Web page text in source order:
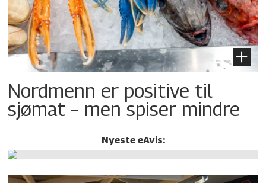
Nordmenn er positive til
sjømat – men spiser mindre
Nyeste eAvis: